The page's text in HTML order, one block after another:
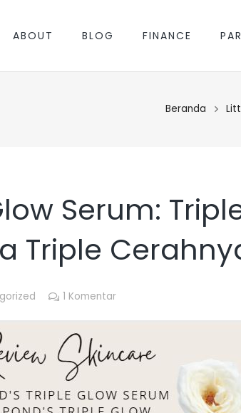
ABOUT BLOG FINANCE
Beranda
Serum:
Triple
1 Komentar